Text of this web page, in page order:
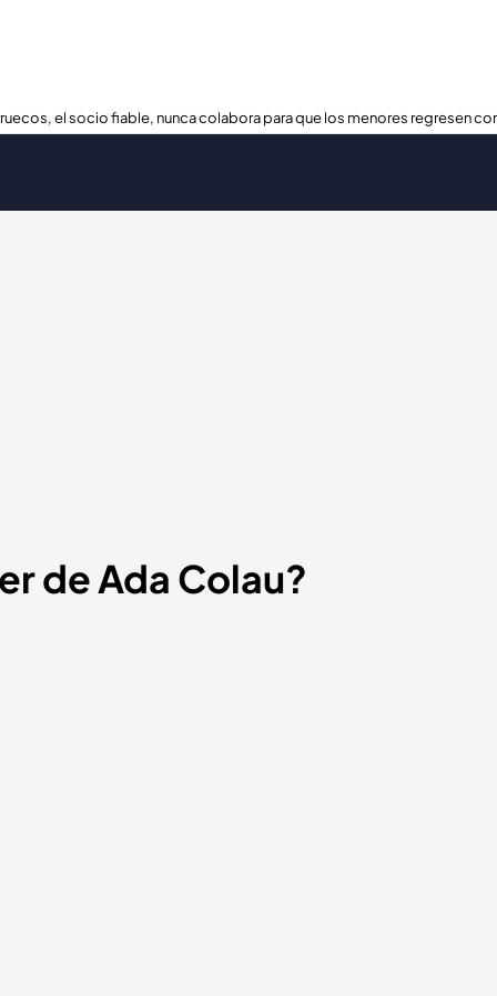
el socio fiable, nunca colabora para que los menores regresen
de Ada Colau?